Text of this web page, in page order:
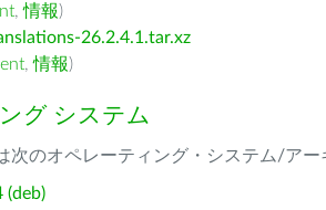
,情報)
26.2.4.1.tar.xz
,情報)
グ システム
次のオペレーティング・システム/アー
(deb)